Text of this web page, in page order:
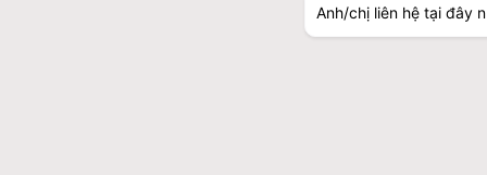
Anh/chị liên hệ tại đây